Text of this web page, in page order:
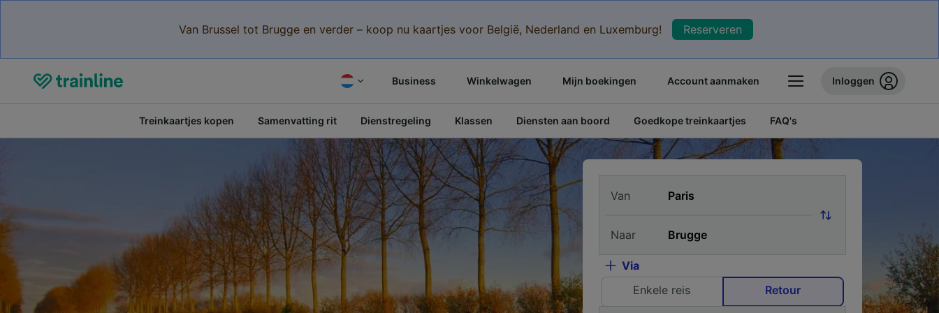
Van Brussel tot Brugge en verder – koop nu kaartjes voor België, Nederland en Luxemburg! Reserveren
Business Winkelwagen Mijn boekingen Account aanmaken Inloggen
Treinkaartjes kopen Samenvatting rit Dienstregeling Klassen Diensten aan boord Goedkope treinkaartjes FAQ's
Van
Naar
Via
Enkele reis
Retour